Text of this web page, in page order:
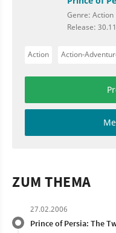
Genre: Action
Release:
Action Action-
ZUM THEMA
27.02.2006
Prince of Persia: The